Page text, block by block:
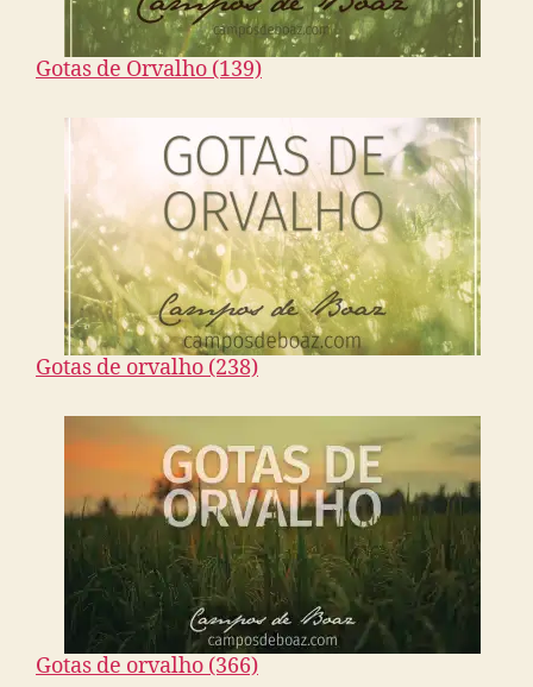
Gotas de Orvalho (139)
Gotas de orvalho (238)
Gotas de orvalho (366)